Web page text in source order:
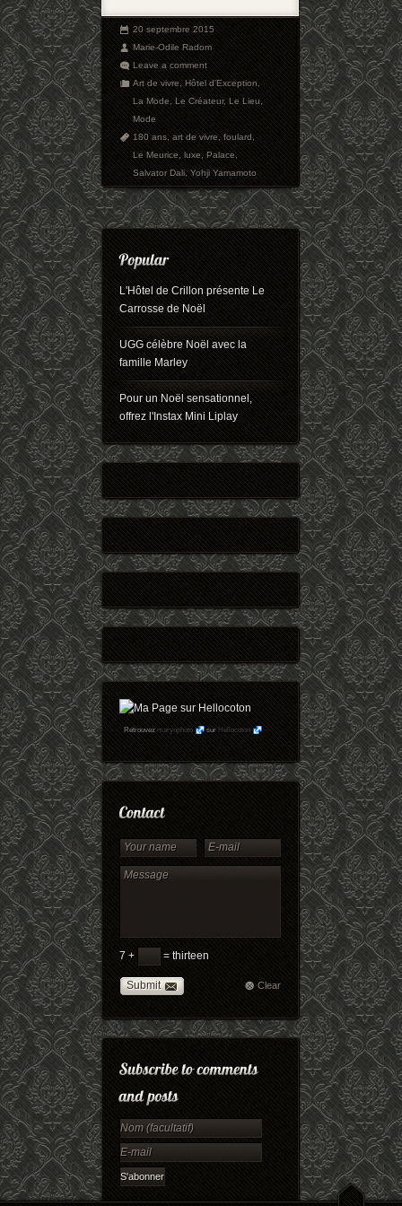
20 septembre 2015
Marie-Odile Radom
Leave a comment
Art de vivre,Hôtel d'Exception,
La Mode,Le Créateur,Le Lieu,
Mode
180 ans,art de vivre,foulard,
Le Meurice,luxe,Palace,
Salvator Dali,Yohji Yamamoto
L'Hôtel de Crillon présente Le
Carrosse de Noël
UGG célèbre Noël avec la
famille Marley
Pour un Noël sensationnel,
offrez l'Instax Mini Liplay
Retrouvezmaryophoto surHellocoton
7 + = thirteen
Submit Clear